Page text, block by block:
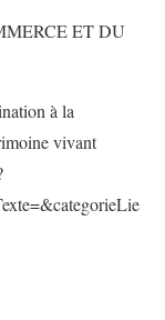
ET DU
à la
vivant